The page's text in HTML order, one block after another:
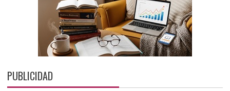
PUBLICIDAD